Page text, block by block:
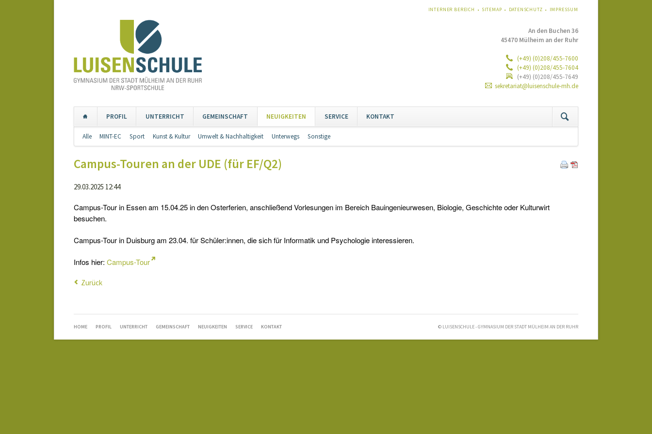
NAVIGATION
INTERNER BEREICH SITEMAP DATENSCHUTZ IMPRESSUM
An den Buchen 36
45470 Mülheim an der Ruhr
(+49) (0)208/455-7600
(+49) (0)208/455-7604
(+49) (0)208/455-7649
sekretariat@luisenschule-mh.de
überspringen
PROFIL UNTERRICHT GEMEINSCHAFT NEUIGKEITEN SERVICE KONTAKT
überspringen
Alle MINT-EC Sport Kunst & Kultur Umwelt & Nachhaltigkeit Unterwegs Sonstige
Campus-Touren an der UDE (für EF/Q2)
29.03.2025 12:44
Campus-Tour in Essen am 15.04.25 in den Osterferien, anschließend Vorlesungen im Bereich Bauingenieurwesen, Biologie, Geschichte oder Kulturwirt
besuchen.
Campus-Tour in Duisburg am 23.04. für Schüler:innen, die sich für Informatik und Psychologie interessieren.
Infos hier: Campus-Tour
Zurück
NAVIGATION
HOME PROFIL UNTERRICHT GEMEINSCHAFT NEUIGKEITEN SERVICE KONTAKT © LUISENSCHULE - GYMNASIUM DER STADT MÜLHEIM AN DER RUHR